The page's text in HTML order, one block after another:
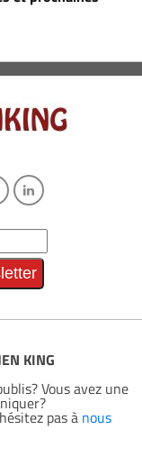
KING
Vous avez une
pas à nous